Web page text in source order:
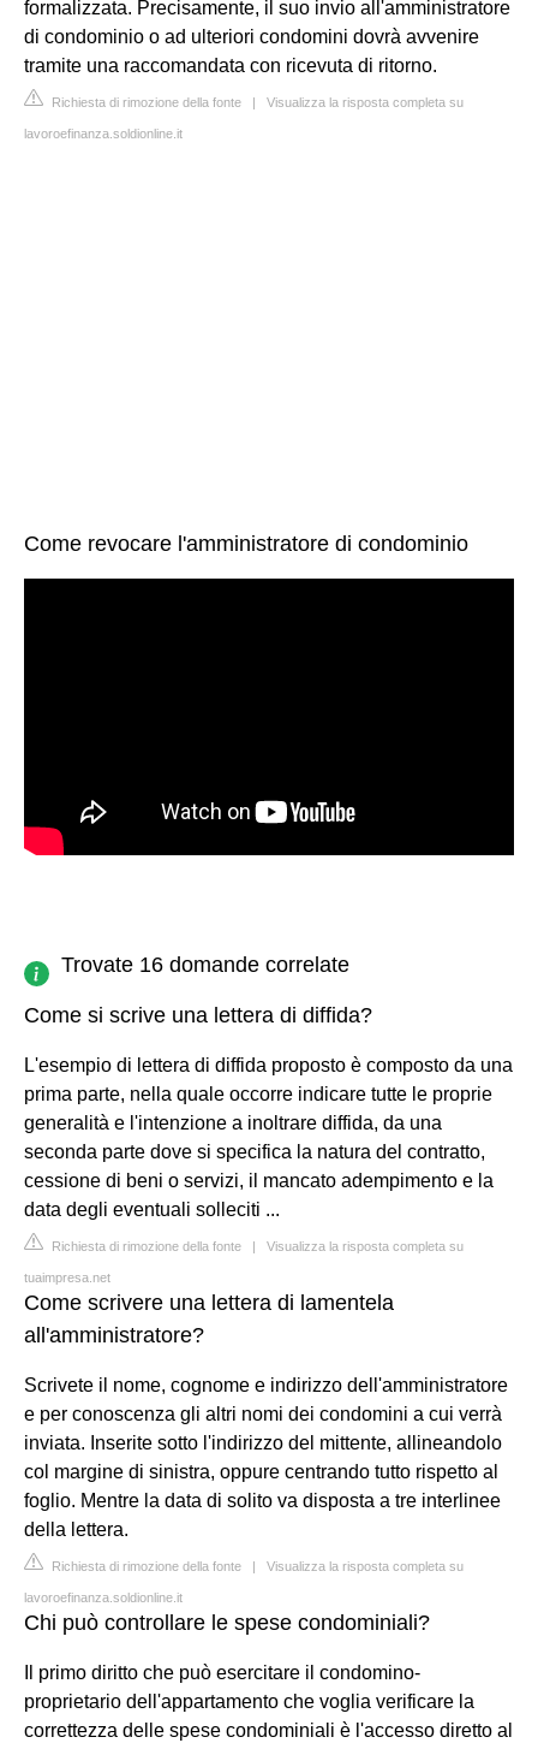
formalizzata. Precisamente, il suo invio all'amministratore
di condominio o ad ulteriori condomini dovrà avvenire
tramite una raccomandata con ricevuta di ritorno.
Richiesta di rimozione della fonte | Visualizza la risposta completa su
lavoroefinanza.soldionline.it
Come revocare l'amministratore di condominio
Trovate 16 domande correlate
Come si scrive una lettera di diffida?
L'esempio di lettera di diffida proposto è composto da una
prima parte, nella quale occorre indicare tutte le proprie
generalità e l'intenzione a inoltrare diffida, da una
seconda parte dove si specifica la natura del contratto,
cessione di beni o servizi, il mancato adempimento e la
data degli eventuali solleciti ...
Richiesta di rimozione della fonte | Visualizza la risposta completa su
tuaimpresa.net
Come scrivere una lettera di lamentela
all'amministratore?
Scrivete il nome, cognome e indirizzo dell'amministratore
e per conoscenza gli altri nomi dei condomini a cui verrà
inviata. Inserite sotto l'indirizzo del mittente, allineandolo
col margine di sinistra, oppure centrando tutto rispetto al
foglio. Mentre la data di solito va disposta a tre interlinee
della lettera.
Richiesta di rimozione della fonte | Visualizza la risposta completa su
lavoroefinanza.soldionline.it
Chi può controllare le spese condominiali?
Il primo diritto che può esercitare il condomino-
proprietario dell'appartamento che voglia verificare la
correttezza delle spese condominiali è l'accesso diretto al